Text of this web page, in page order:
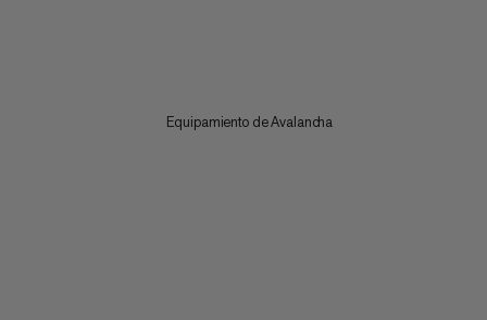
Equipamiento de Avalancha